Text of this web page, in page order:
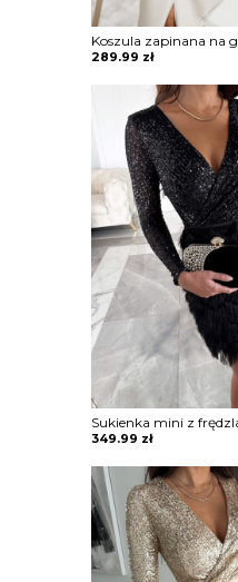
289.99 zł
349.99 zł